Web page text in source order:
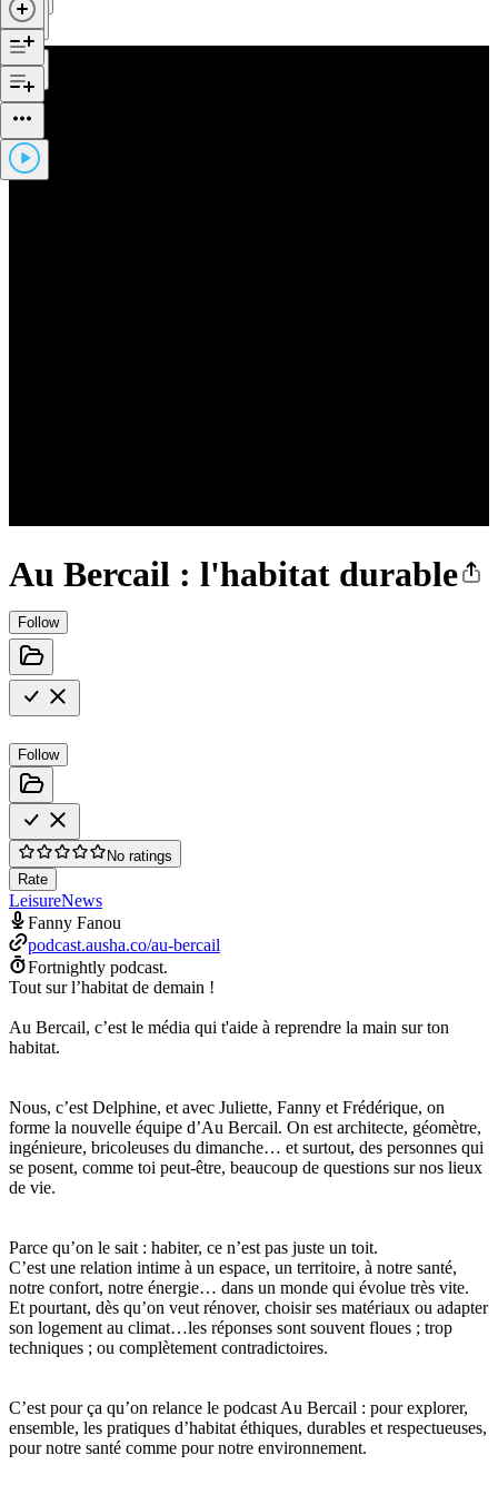
Au Bercail : l'habitat durable
Follow
Follow
No ratings
Rate
LeisureNews
Fanny Fanou
podcast.ausha.co/au-bercail
Fortnightly podcast.
Tout sur l’habitat de demain !
Au Bercail, c’est le média qui t'aide à reprendre la main sur ton
habitat.
Nous, c’est Delphine, et avec Juliette, Fanny et Frédérique, on
forme la nouvelle équipe d’Au Bercail. On est architecte, géomètre,
ingénieure, bricoleuses du dimanche… et surtout, des personnes qui
se posent, comme toi peut-être, beaucoup de questions sur nos lieux
de vie.
Parce qu’on le sait : habiter, ce n’est pas juste un toit.
C’est une relation intime à un espace, un territoire, à notre santé,
notre confort, notre énergie… dans un monde qui évolue très vite.
Et pourtant, dès qu’on veut rénover, choisir ses matériaux ou adapter
son logement au climat…les réponses sont souvent floues ; trop
techniques ; ou complètement contradictoires.
C’est pour ça qu’on relance le podcast Au Bercail : pour explorer,
ensemble, les pratiques d’habitat éthiques, durables et respectueuses,
pour notre santé comme pour notre environnement.